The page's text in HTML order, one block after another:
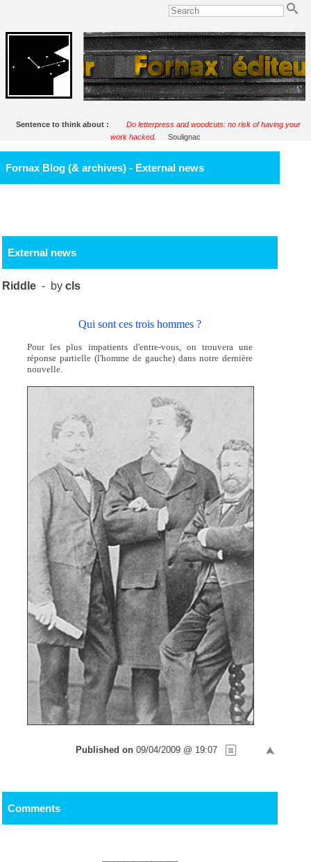
Sentence to think about :
Do letterpress and woodcuts: no risk of having your
work hacked.
Soulignac
Fornax Blog (& archives) - External news
External news
Riddle - bycls
Qui sont ces trois hommes ?
Pour les plus impatients d'entre-vous, on trouvera une
réponse partielle (l'homme de gauche) dans notre dernière
nouvelle.
Published on 09/04/2009 @ 19:07
Comments